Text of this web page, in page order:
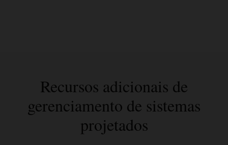
Recursos adicionais de
gerenciamento de sistemas
projetados